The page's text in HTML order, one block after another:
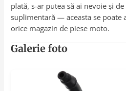
plată, s-ar putea să ai nevoie și
suplimentară — aceasta se poate
orice magazin de piese moto.
Galerie foto